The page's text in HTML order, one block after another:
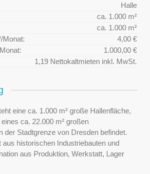
Halle
ca. 1.000 m²
ca. 1.000 m²
Monat:
4,00 €
1.000,00 €
1,19 Nettokaltmieten inkl. MwSt.
eine ca. 1.000 m² große Hallenfläche,
ca. 22.000 m² großen
der Stadtgrenze von Dresden befindet.
aus historischen Industriebauten und
aus Produktion, Werkstatt, Lager